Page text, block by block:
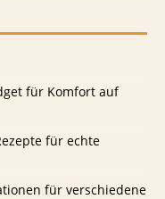
für Komfort auf
für echte
für verschiedene